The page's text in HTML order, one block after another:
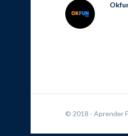
© 2018 - Aprender